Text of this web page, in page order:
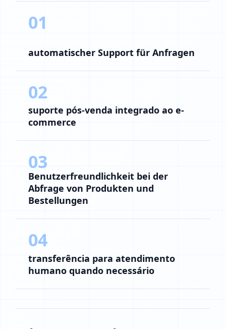
01
automatischer Support für Anfragen
02
suporte pós-venda integrado ao e-
commerce
03
Benutzerfreundlichkeit bei der
Abfrage von Produkten und
Bestellungen
04
transferência para atendimento
humano quando necessário